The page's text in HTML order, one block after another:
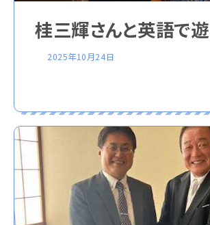
桂三輝さんと英語で遊
2025年10月24日